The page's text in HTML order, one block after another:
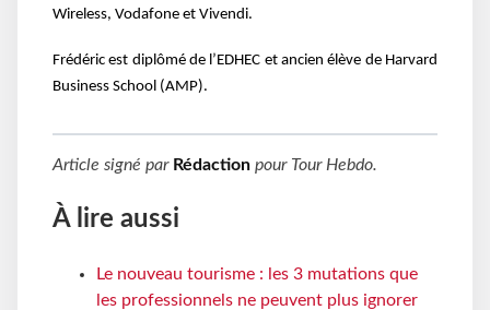
Wireless, Vodafone et Vivendi.
Frédéric est diplômé de l’EDHEC et ancien élève de Harvard
Business School (AMP).
Article signé par Rédaction pour Tour Hebdo.
À lire aussi
Le nouveau tourisme : les 3 mutations que
les professionnels ne peuvent plus ignorer